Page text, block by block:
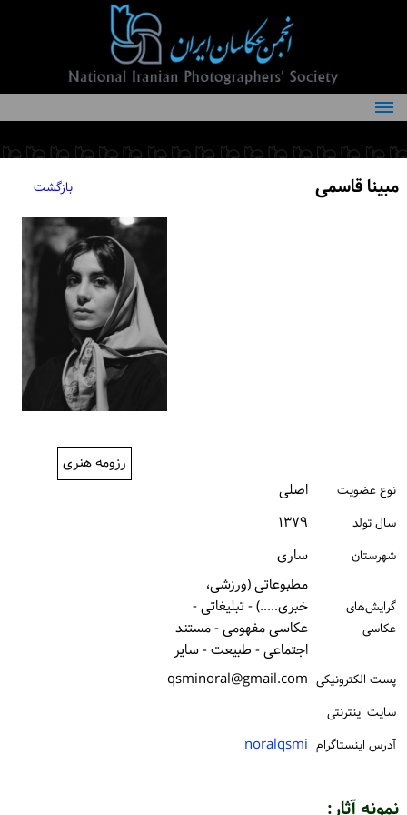
درباره انجمن
کمیته‌های انجمن
مبینا قاسمی بازگشت
رزومه هنری
نوع عضویت اصلی
سال تولد ۱۳۷۹
شهرستان ساری
گرایش‌های
عکاسی
مطبوعاتی (ورزشی،
خبری.....) - تبلیغاتی -
عکاسی مفهومی - مستند
اجتماعی - طبیعت - سایر
پست الكترونیكی qsminoral@gmail.com
سایت اینترنتی
آدرس اینستاگرام noralqsmi